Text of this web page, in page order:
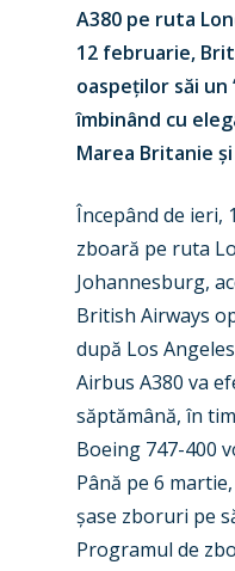
A380 pe ruta
12 februarie,
oaspeților săi un
îmbinând cu
Marea Britanie
Începând de ieri,
zboară pe ruta
Johannesburg,
British Airways
după Los
Airbus A380 va
săptămână, în
Boeing 747-400
Până pe 6
șase zboruri pe
Programul de